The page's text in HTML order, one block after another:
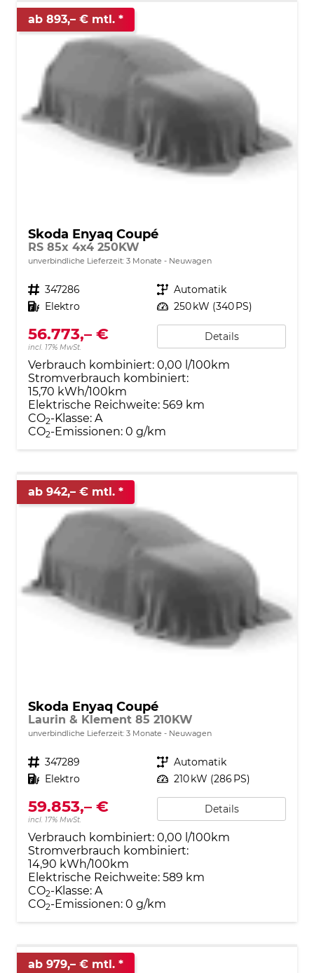
ab 893,– € mtl.
Skoda Enyaq Coupé
RS 85x 4x4 250KW
unverbindliche Lieferzeit: 3 Monate Neuwagen
Fahrzeugnr. 347286 Getriebe Automatik
Kraftstoff Elektro Leistung 250 kW (340 PS)
56.773,– €
incl. 17% MwSt.
Details
Verbrauch kombiniert: 0,00 l/100km
Stromverbrauch kombiniert:
15,70 kWh/100km
Elektrische Reichweite: 569 km
CO2-Klasse: A
CO2-Emissionen: 0 g/km
ab 942,– € mtl.
Skoda Enyaq Coupé
Laurin & Klement 85 210KW
unverbindliche Lieferzeit: 3 Monate Neuwagen
Fahrzeugnr. 347289 Getriebe Automatik
Kraftstoff Elektro Leistung 210 kW (286 PS)
59.853,– €
incl. 17% MwSt.
Details
Verbrauch kombiniert: 0,00 l/100km
Stromverbrauch kombiniert:
14,90 kWh/100km
Elektrische Reichweite: 589 km
CO2-Klasse: A
CO2-Emissionen: 0 g/km
ab 979,– € mtl.